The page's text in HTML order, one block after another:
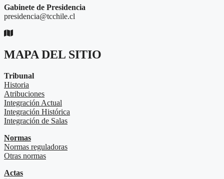
Gabinete de Presidencia
presidencia@tcchile.cl
MAPA DEL SITIO
Tribunal
Historia
Atribuciones
Integración Actual
Integración Histórica
Integración de Salas
Normas
Normas reguladoras
Otras normas
Actas